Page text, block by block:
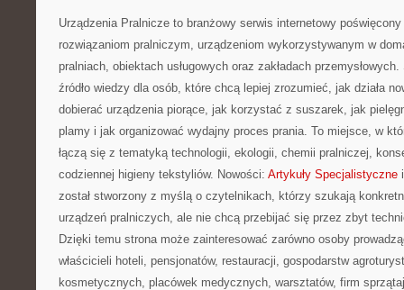
Urządzenia Pralnicze to branżowy serwis internetowy
rozwiązaniom pralniczym, urządzeniom wykorzystywanym w
pralniach, obiektach usługowych oraz zakładach
źródło wiedzy dla osób, które chcą lepiej zrozumieć, jak działa
dobierać urządzenia piorące, jak korzystać z suszarek, jak
plamy i jak organizować wydajny proces prania. To miejsce, w
łączą się z tematyką technologii, ekologii, chemii pralniczej,
codziennej higieny tekstyliów. Nowości: Artykuły Specjalistyczne
został stworzony z myślą o czytelnikach, którzy szukają
urządzeń pralniczych, ale nie chcą przebijać się przez zbyt
Dzięki temu strona może zainteresować zarówno osoby
właścicieli hoteli, pensjonatów, restauracji, gospodarstw
kosmetycznych, placówek medycznych, warsztatów, firm